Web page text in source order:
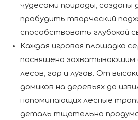
чудесами природы, созданы
пробудить творческий
способствовать глубокой
Каждая игровая площадка
посвящена захватывающим
лесов, гор и лугов. От
домиков на деревьях до
напоминающих лесные
деталь тщательно